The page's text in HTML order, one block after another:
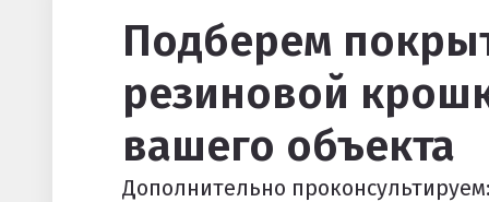
Подберем
резиновой
вашего объекта
Дополнительно